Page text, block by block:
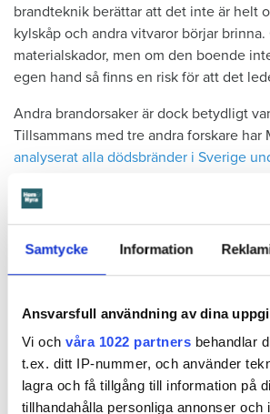
Samtycke Information
Ansvarsfull användning av dina
Vi och våra 1022 partnersbehandlar
t.ex. ditt IP-nummer, och använder
lagra och få tillgång till information på
tillhandahålla personliga annonser och
brandteknik ­berättar att det inte är helt
kylskåp och andra ­vitvaror börjar
­materialskador, men om den boende
egen hand så finns en risk för att det
Andra brandorsaker är dock ­betydligt
Tillsammans med tre andra forskare har
analyserat alla dödsbränder i Sverige
särskilt de bränder där personer över 65
fjortonde brand berodde på tekniska fel,
vitvaror. Nästan hälften ­berodde på
ljus.
Marcus Runefors påpekar att det inte